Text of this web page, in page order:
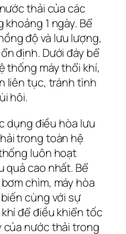
thải của các
1 ngày. Bể
độ và lưu lượng,
định. Dưới đáy bể
thống máy thổi khí,
liên tục, tránh tình
hôi.
dụng điều hòa lưu
trong toàn hệ
luôn hoạt
quả cao nhất. Bể
chìm, máy hòa
cùng với sự
để điều khiển tốc
của nước thải trong